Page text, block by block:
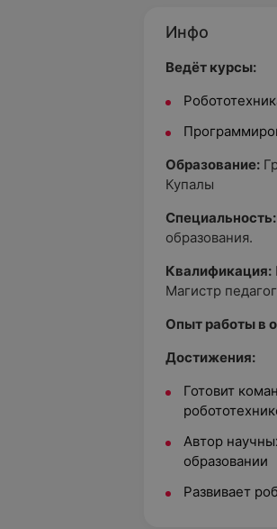
Инфо
Ведёт курсы:
Образование:
Купалы
Специальность:
образования.
Квалификация:
Магистр
Опыт работы в
Достижения:
Готовит
Автор
образовании
Развивает